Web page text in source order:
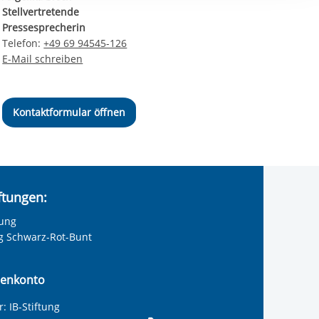
setzen wir
Stellvertretende
Pressesprecherin
Telefon:+49 69 94545-126
E-Mail schreiben
Kontaktformular öffnen
Schwarz-Rot-Bunt
IB-Stiftung